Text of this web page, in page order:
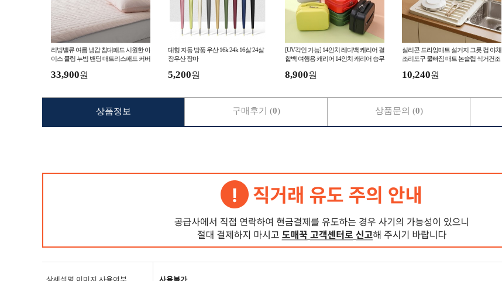
리빙밸류 여름 냉감 침대패드 시원한 아
이스 쿨링 누빔 밴딩 매트리스패드 커버
33,900원
대형 자동 방풍 우산 16k 24k 16살 24살
장우산 장마
5,200원
[UV각인 가능] 14인치 레디백 캐리어 결
합백 여행용 캐리어 14인치 캐리어 승무
8,900원
실리콘 드라잉매트 설거지 그릇 컵 야채
조리도구 물빠짐 매트 논슬립 식거건조
10,240원
상세설명 이미지 사용여부 사용불가
상품정보 구매후기 (0) 상품문의 (0)